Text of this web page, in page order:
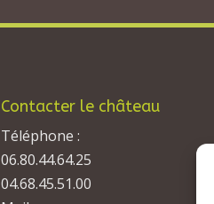
Contacter le château
Téléphone :
06.80.44.64.25
04.68.45.51.00